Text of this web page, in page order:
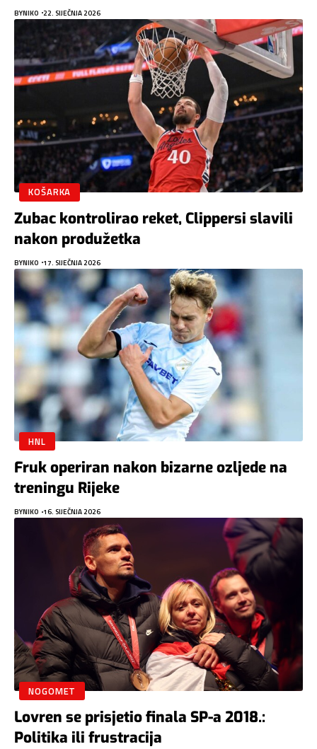
BYNIKO 22. SIJEČNJA 2026
KOŠARKA
Zubac kontrolirao reket, Clippersi slavili
nakon produžetka
BYNIKO 17. SIJEČNJA 2026
HNL
Fruk operiran nakon bizarne ozljede na
treningu Rijeke
BYNIKO 16. SIJEČNJA 2026
NOGOMET
Lovren se prisjetio finala SP-a 2018.:
Politika ili frustracija